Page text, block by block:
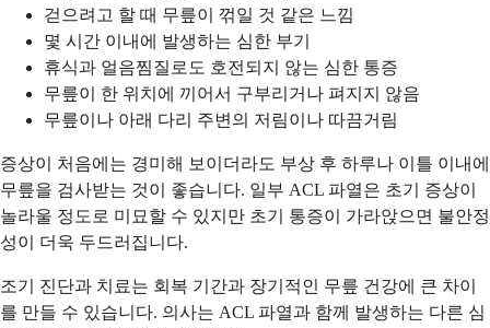
걷으려고 할 때 무릎이 꺾일 것 같은 느낌
몇 시간 이내에 발생하는 심한 부기
휴식과 얼음찜질로도 호전되지 않는 심한 통증
무릎이 한 위치에 끼어서 구부리거나 펴지지 않음
무릎이나 아래 다리 주변의 저림이나 따끔거림
증상이 처음에는 경미해 보이더라도 부상 후 하루나 이틀 이내에
무릎을 검사받는 것이 좋습니다. 일부 ACL 파열은 초기 증상이
놀라울 정도로 미묘할 수 있지만 초기 통증이 가라앉으면 불안정
성이 더욱 두드러집니다.
조기 진단과 치료는 회복 기간과 장기적인 무릎 건강에 큰 차이
를 만들 수 있습니다. 의사는 ACL 파열과 함께 발생하는 다른 심